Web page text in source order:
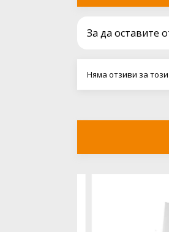
За да оставите
Няма отзиви за